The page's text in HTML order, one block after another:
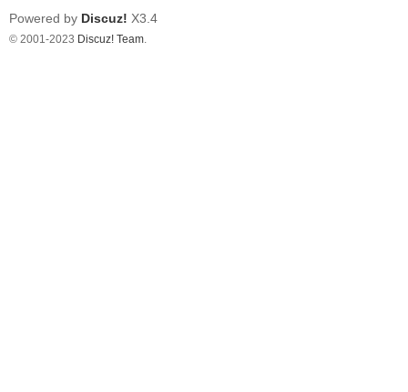
Powered by Discuz! X3.4
© 2001-2023 Discuz! Team.